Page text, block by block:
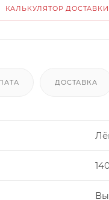
КАЛЬКУЛЯТОР ДОСТАВКИ
ДОСТАВКА